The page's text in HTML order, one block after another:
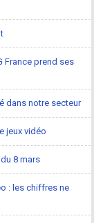
France prend ses
dans notre secteur
jeux vidéo
8 mars
: les chiffres ne